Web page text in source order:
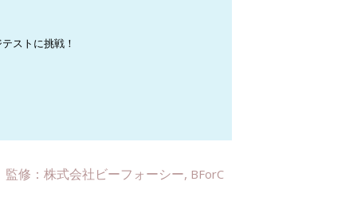
ストに挑戦！
監修：株式会社ビーフォーシー, BForC